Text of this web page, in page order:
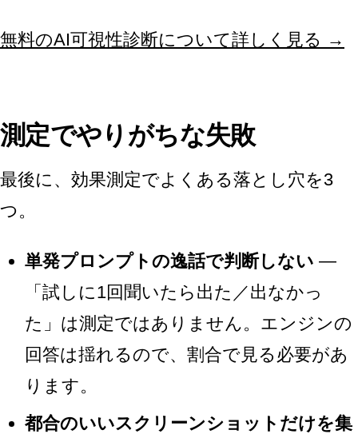
無料のAI可視性診断について詳しく見る →
測定でやりがちな失敗
最後に、効果測定でよくある落とし穴を3
つ。
単発プロンプトの逸話で判断しない —
「試しに1回聞いたら出た／出なかっ
た」は測定ではありません。エンジンの
回答は揺れるので、割合で見る必要があ
ります。
都合のいいスクリーンショットだけを集